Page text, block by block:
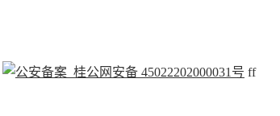
桂公网安备 45022202000031号 ff